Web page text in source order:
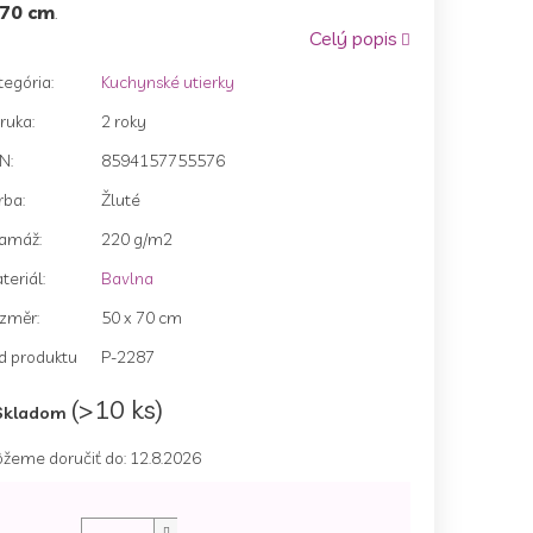
cm.
Celý popis
:
Kuchynské utierky
:
2 roky
:
8594157755576
:
Žluté
:
220 g/m2
:
Bavlna
:
50 x 70 cm
produktu
P-2287
(>10 ks)
doručiť do: 12.8.2026